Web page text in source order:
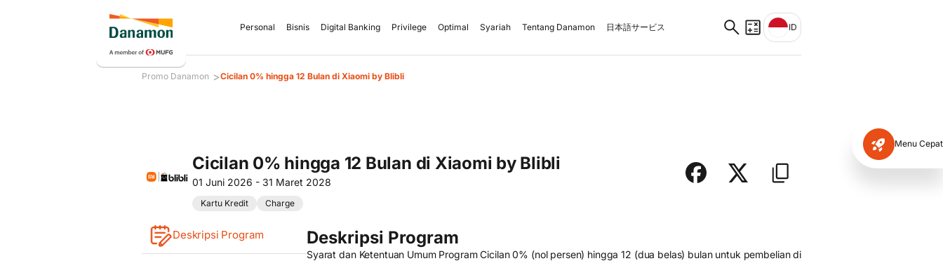
Personal Bisnis Digital Banking Privilege Optimal Syariah Tentang Danamon 日本語サービス ID
Promo Danamon >Cicilan 0% hingga 12 Bulan di Xiaomi by Blibli
Menu Cepat
Cicilan 0% hingga 12 Bulan di Xiaomi by Blibli
01 Juni 2026 - 31 Maret 2028
Kartu Kredit Charge
Deskripsi Program Deskripsi Program
Syarat dan Ketentuan Umum Program Cicilan 0% (nol persen) hingga 12 (dua belas) bulan untuk pembelian di